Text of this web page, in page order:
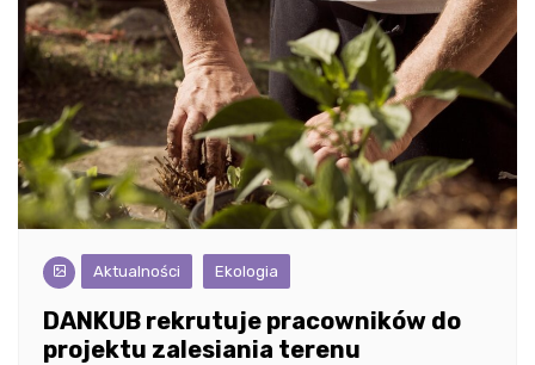
Aktualności Ekologia
DANKUB rekrutuje pracowników do
projektu zalesiania terenu